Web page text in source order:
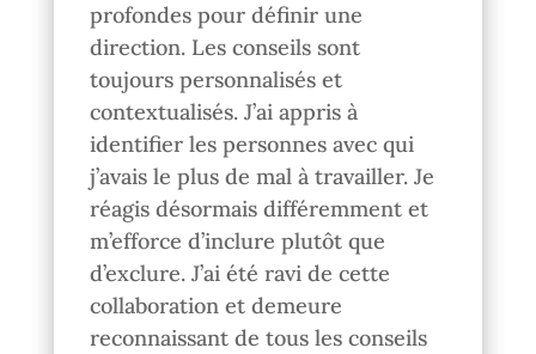
profondes pour définir une
direction. Les conseils sont
toujours personnalisés et
contextualisés. J’ai appris à
identifier les personnes avec qui
j’avais le plus de mal à travailler. Je
réagis désormais différemment et
m’efforce d’inclure plutôt que
d’exclure. J’ai été ravi de cette
collaboration et demeure
reconnaissant de tous les conseils